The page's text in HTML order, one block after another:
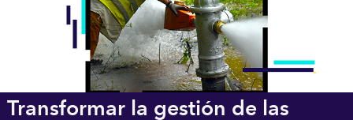
Transformar la gestión de las